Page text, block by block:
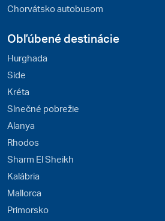
Chorvátsko autobusom
Obľúbené destinácie
Hurghada
Side
Kréta
Slnečné pobrežie
Alanya
Rhodos
Sharm El Sheikh
Kalábria
Mallorca
Primorsko